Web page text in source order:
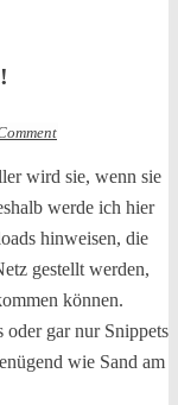
wird sie, wenn sie
werde ich hier
hinweisen, die
gestellt werden,
können.
gar nur Snippets
wie Sand am